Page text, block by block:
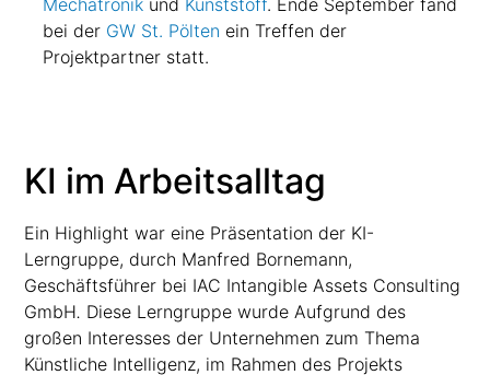
Mechatronikund Kunststoff. Ende September fand
bei der GW St. Pölten ein Treffen der
Projektpartner statt.
KI im Arbeitsalltag
Ein Highlight war eine Präsentation der KI-
Lerngruppe, durch Manfred Bornemann,
Geschäftsführer bei IAC Intangible Assets Consulting
GmbH. Diese Lerngruppe wurde Aufgrund des
großen Interesses der Unternehmen zum Thema
Künstliche Intelligenz, im Rahmen des Projekts